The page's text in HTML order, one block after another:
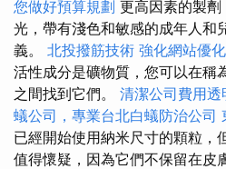
您做好預算規劃 更高因素的製
光，帶有淺色和敏感的成年人和
義。 北投撥筋技術 強化網站優
活性成分是礦物質，您可以在稱
之間找到它們。 清潔公司費用
蟻公司，專業台北白蟻防治公司
已經開始使用納米尺寸的顆粒，
值得懷疑，因為它們不保留在皮